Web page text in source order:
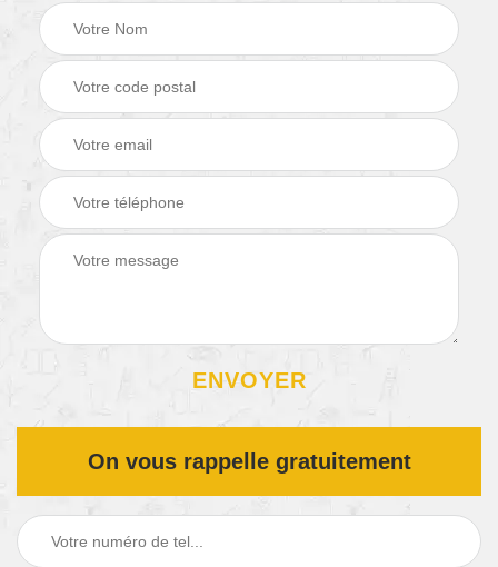
On vous rappelle gratuitement